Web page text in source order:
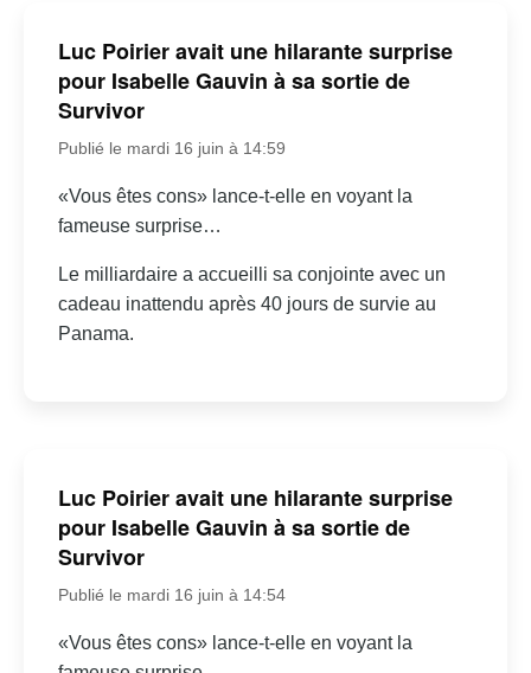
Luc Poirier avait une hilarante surprise
pour Isabelle Gauvin à sa sortie de
Survivor
Publié le mardi 16 juin à 14:59
«Vous êtes cons» lance-t-elle en voyant la
fameuse surprise…
Le milliardaire a accueilli sa conjointe avec un
cadeau inattendu après 40 jours de survie au
Panama.
Luc Poirier avait une hilarante surprise
pour Isabelle Gauvin à sa sortie de
Survivor
Publié le mardi 16 juin à 14:54
«Vous êtes cons» lance-t-elle en voyant la